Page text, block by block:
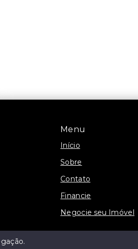
Menu
Início
Sobre
Contato
Financie
Negocie seu Imóvel